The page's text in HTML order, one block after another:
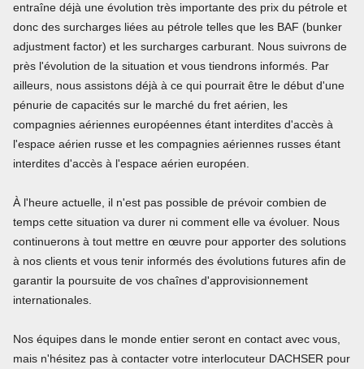
entraîne déjà une évolution très importante des prix du pétrole et
donc des surcharges liées au pétrole telles que les BAF (bunker
adjustment factor) et les surcharges carburant. Nous suivrons de
près l'évolution de la situation et vous tiendrons informés. Par
ailleurs, nous assistons déjà à ce qui pourrait être le début d'une
pénurie de capacités sur le marché du fret aérien, les
compagnies aériennes européennes étant interdites d'accès à
l'espace aérien russe et les compagnies aériennes russes étant
interdites d'accès à l'espace aérien européen.
À l'heure actuelle, il n'est pas possible de prévoir combien de
temps cette situation va durer ni comment elle va évoluer. Nous
continuerons à tout mettre en œuvre pour apporter des solutions
à nos clients et vous tenir informés des évolutions futures afin de
garantir la poursuite de vos chaînes d'approvisionnement
internationales.
Nos équipes dans le monde entier seront en contact avec vous,
mais n'hésitez pas à contacter votre interlocuteur DACHSER pour